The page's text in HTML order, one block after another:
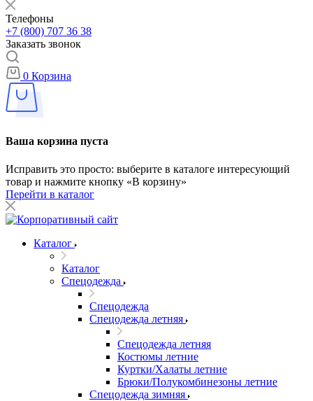
Телефоны
+7 (800) 707 36 38
Заказать звонок
0 Корзина
Ваша корзина пуста
Исправить это просто: выберите в каталоге интересующий
товар и нажмите кнопку «В корзину»
Перейти в каталог
Каталог
Каталог
Спецодежда
Спецодежда
Спецодежда летняя
Спецодежда летняя
Костюмы летние
Куртки/Халаты летние
Брюки/Полукомбинезоны летние
Спецодежда зимняя